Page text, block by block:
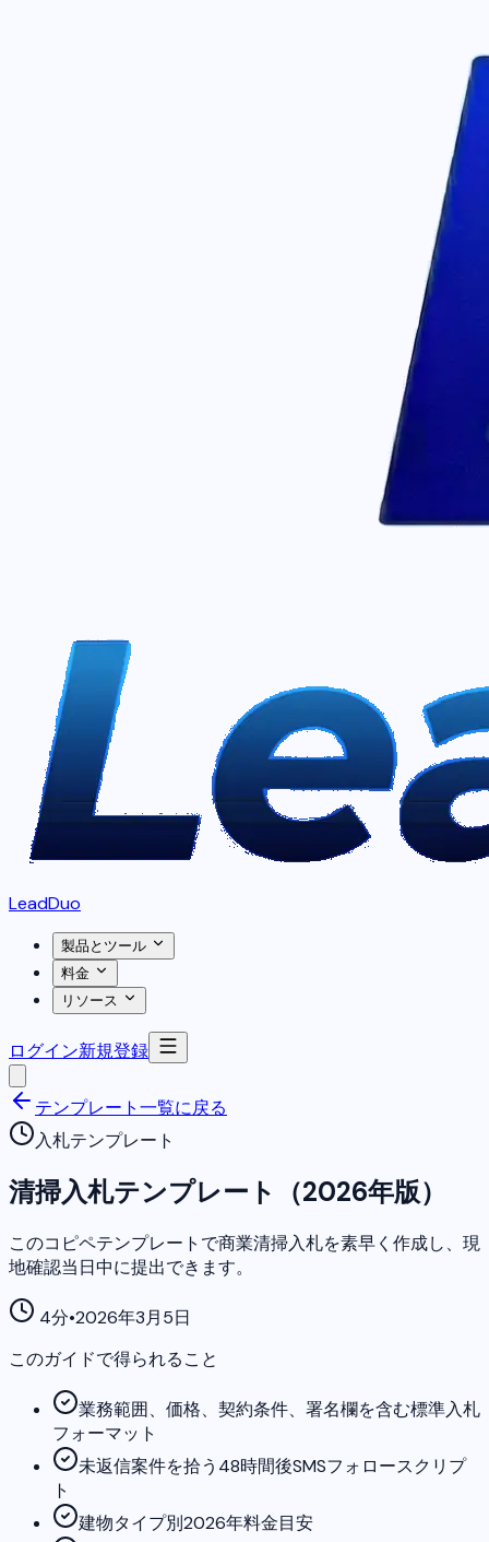
LeadDuo
製品とツール
料金
リソース
ログイン新規登録
テンプレート一覧に戻る
入札テンプレート
清掃入札テンプレート（2026年版）
このコピペテンプレートで商業清掃入札を素早く作成し、現
地確認当日中に提出できます。
4分•2026年3月5日
このガイドで得られること
業務範囲、価格、契約条件、署名欄を含む標準入札
フォーマット
未返信案件を拾う48時間後SMSフォロースクリプ
ト
建物タイプ別2026年料金目安